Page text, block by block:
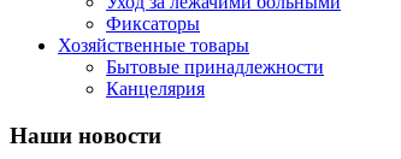
Фиксаторы
Хозяйственные товары
Бытовые принадлежности
Канцелярия
Наши новости